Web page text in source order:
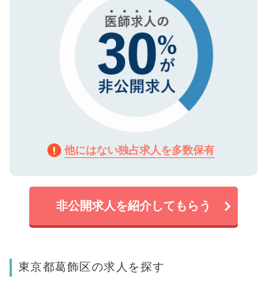
他にはない独占求人を多数保有
非公開求人を紹介してもらう
東京都葛飾区の求人を探す